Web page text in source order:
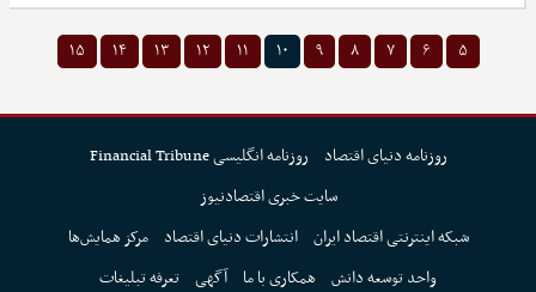
۵ ۶ ۷ ۸ ۹ ۱۰ ۱۱ ۱۲ ۱۳ ۱۴ ۱۵
روزنامه دنیای اقتصاد
روزنامه انگلیسی Financial Tribune
سایت خبری اقتصادنیوز
شبکه اینترنتی اقتصاد ایران انتشارات دنیای اقتصاد
مرکز همایش‌ها
واحد توسعه دانش همکاری با ما آگهی تعرفه تبلیغات